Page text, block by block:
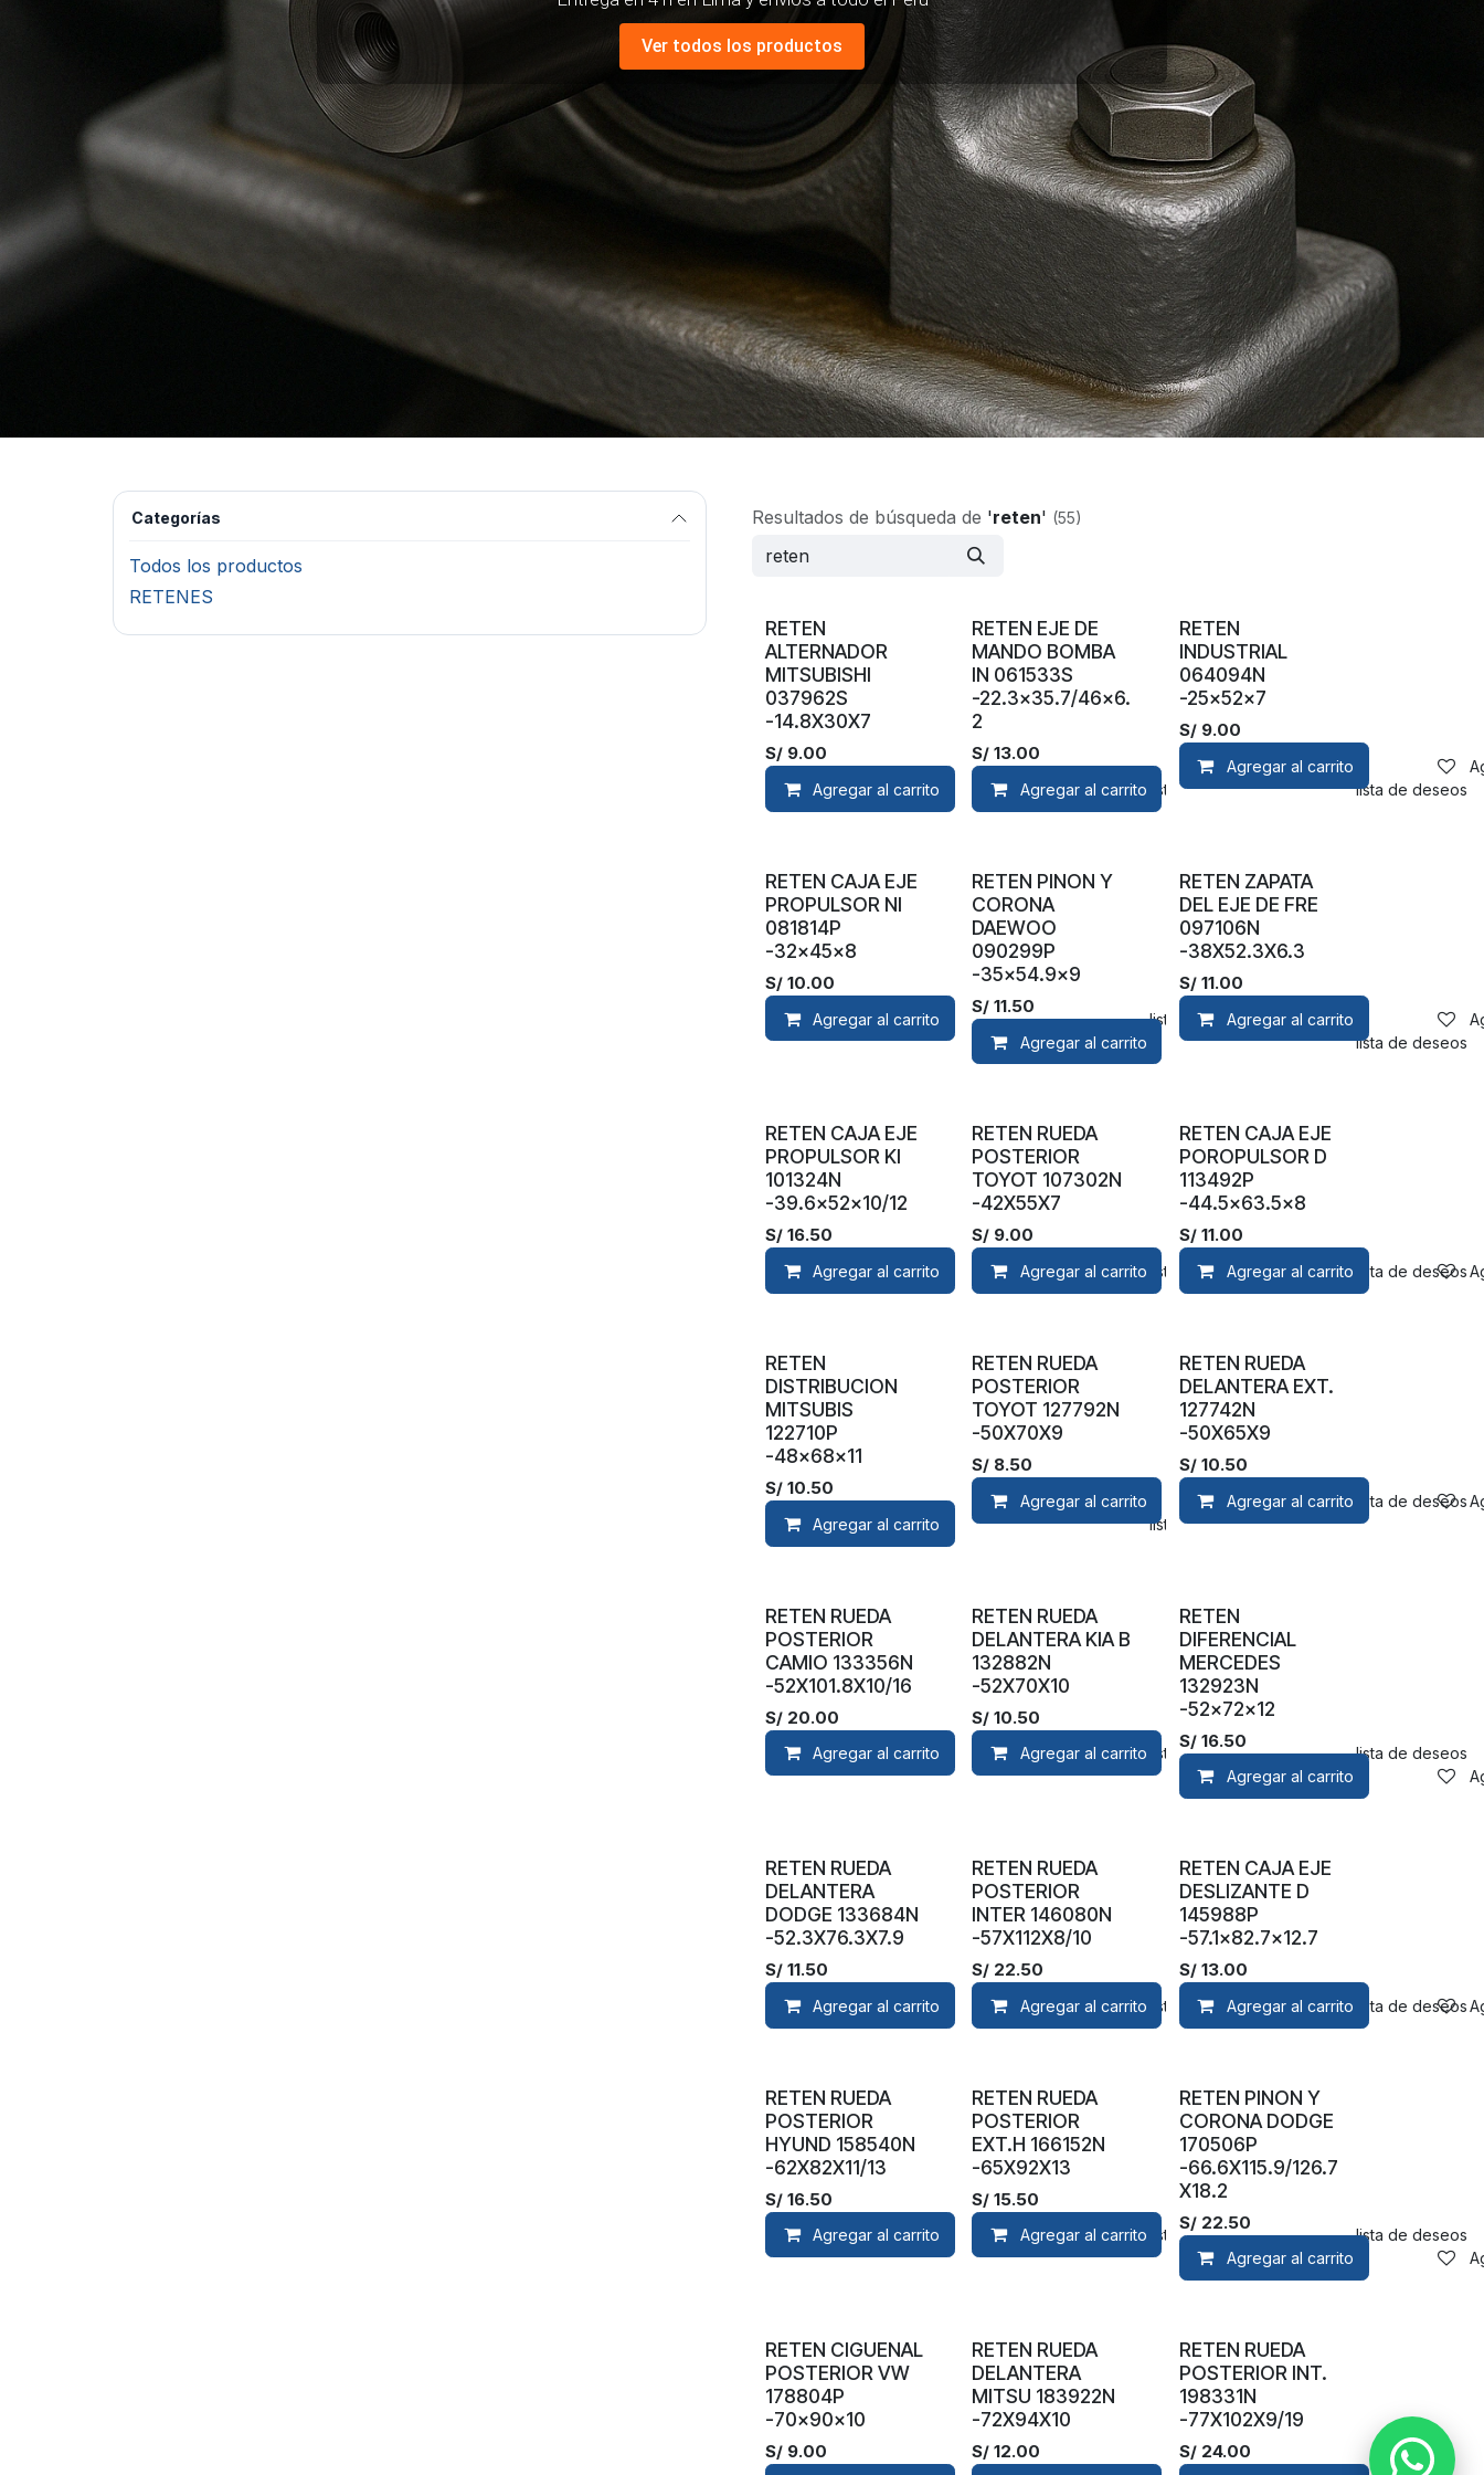
Ver todos los productos
Categorías
Todos los productos
RETENES
Resultados de búsqueda de 'reten' (55)
RETEN
ALTERNADOR
MITSUBISHI
037962S
-14.8X30X7
S/ 9.00
Agregar al carrito Agregar a la lista de deseos
RETEN EJE DE
MANDO BOMBA
IN 061533S
-22.3x35.7/46x6.
2
S/13.00
Agregar al carrito Agregar a la lista de deseos
RETEN
INDUSTRIAL
064094N
-25x52x7
S/ 9.00
Agregar al carrito
RETEN CAJA EJE
PROPULSOR NI
081814P
-32x45x8
S/ 10.00
Agregar al carrito Agregar a la lista de deseos
RETEN PINON Y
CORONA
DAEWOO
090299P
-35x54.9x9
S/11.50
Agregar al carrito Agregar a la lista de deseos
RETEN ZAPATA
DEL EJE DE FRE
097106N
-38X52.3X6.3
S/ 11.00
Agregar al carrito
RETEN CAJA EJE
PROPULSOR KI
101324N
-39.6x52x10/12
S/ 16.50
Agregar al carrito Agregar a la lista de deseos
RETEN RUEDA
POSTERIOR
TOYOT 107302N
-42X55X7
S/ 9.00
Agregar al carrito Agregar a la lista de deseos
RETEN CAJA EJE
POROPULSOR D
113492P
-44.5x63.5x8
S/ 11.00
Agregar al carrito
RETEN
DISTRIBUCION
MITSUBIS
122710P
-48x68x11
S/ 10.50
Agregar al carrito Agregar a la lista de deseos
RETEN RUEDA
POSTERIOR
TOYOT 127792N
-50X70X9
S/ 8.50
Agregar al carrito Agregar a la lista de deseos
RETEN RUEDA
DELANTERA EXT.
127742N
-50X65X9
S/ 10.50
Agregar al carrito
RETEN RUEDA
POSTERIOR
CAMIO 133356N
-52X101.8X10/16
S/ 20.00
Agregar al carrito Agregar a la lista de deseos
RETEN RUEDA
DELANTERA KIA B
132882N
-52X70X10
S/10.50
Agregar al carrito Agregar a la lista de deseos
RETEN
DIFERENCIAL
MERCEDES
132923N
-52x72x12
S/ 16.50
Agregar al carrito
RETEN RUEDA
DELANTERA
DODGE 133684N
-52.3X76.3X7.9
S/ 11.50
Agregar al carrito Agregar a la lista de deseos
RETEN RUEDA
POSTERIOR
INTER 146080N
-57X112X8/10
S/ 22.50
Agregar al carrito Agregar a la lista de deseos
RETEN CAJA EJE
DESLIZANTE D
145988P
-57.1x82.7x12.7
S/ 13.00
Agregar al carrito
RETEN RUEDA
POSTERIOR
HYUND 158540N
-62X82X11/13
S/ 16.50
Agregar al carrito Agregar a la lista de deseos
RETEN RUEDA
POSTERIOR
EXT.H 166152N
-65X92X13
S/15.50
Agregar al carrito Agregar a la lista de deseos
RETEN PINON Y
CORONA DODGE
170506P
-66.6X115.9/126.7
X18.2
S/ 22.50
Agregar al carrito
RETEN CIGUENAL
POSTERIOR VW
178804P
-70x90x10
S/ 9.00
RETEN RUEDA
DELANTERA
MITSU 183922N
-72X94X10
S/12.00
RETEN RUEDA
POSTERIOR INT.
198331N
-77X102X9/19
S/ 24.00